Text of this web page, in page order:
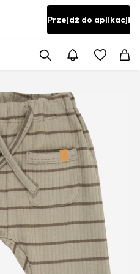
Przejdź do aplikacji